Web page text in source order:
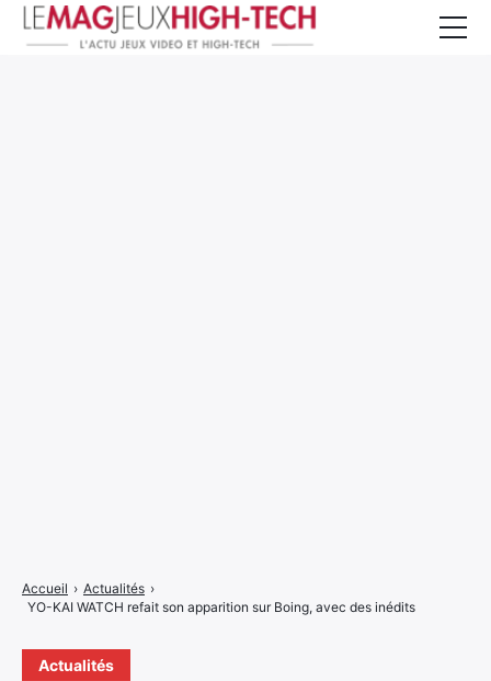
Actualités
Accueil › Actualités ›
YO-KAI WATCH refait son apparition sur Boing, avec des inédits